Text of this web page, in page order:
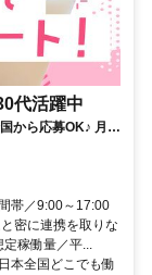
代活躍中
から応募OK♪ 月稼
帯／9:00～17:00
密に連携を取りな
稼働量／平...
本全国どこでも働